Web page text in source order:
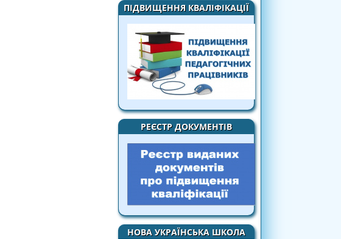
ПІДВИЩЕННЯ КВАЛІФІКАЦІЇ
РЕЄСТР ДОКУМЕНТІВ
НОВА УКРАЇНСЬКА ШКОЛА